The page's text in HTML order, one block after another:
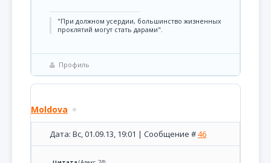
"При должном усердии, большинство жизненных
проклятий могут стать дарами".
Профиль
Moldova
Дата: Вс, 01.09.13, 19:01 | Сообщение #46